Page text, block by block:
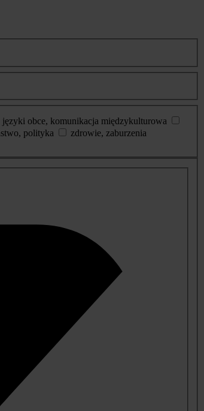
języki obce, komunikacja międzykulturowa
polityka
zdrowie, zaburzenia